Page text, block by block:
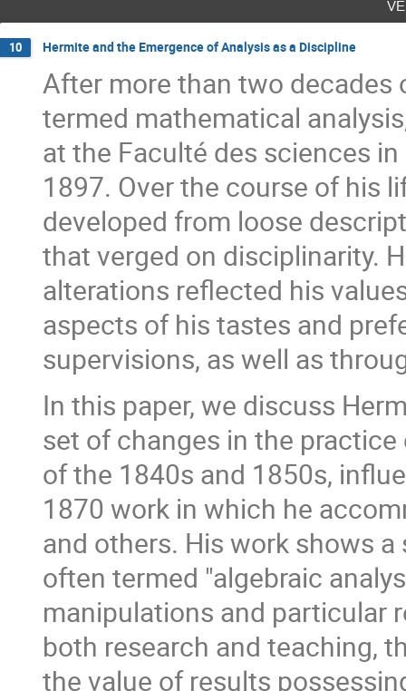
10 Hermite and the Emergence of Analysis as a Discipline
After more than two
termed mathematical
at the Faculté des sciences
1897. Over the course of his
developed from loose
that verged on disciplinarity.
alterations reflected his
aspects of his tastes and
supervisions, as well as
In this paper, we discuss
set of changes in the
of the 1840s and 1850s,
1870 work in which he
and others. His work shows
often termed "algebraic
manipulations and particular
both research and teaching,
the value of results